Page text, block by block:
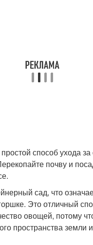
способ ухода за
почву и
сад, что
Это отличный
овощей, потому
пространства земли